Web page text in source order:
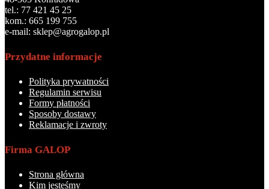
tel.: 77 421 45 25
kom.: 665 199 755
e-mail: sklep@agrogalop.pl
Przydatne informacje
Polityka prywatności
Regulamin serwisu
Formy płatności
Sposoby dostawy
Reklamacje i zwroty
Firma GALOP
Strona główna
Kim jesteśmy